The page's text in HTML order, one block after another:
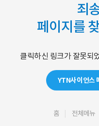
죄
페이지를
클릭하신 링크가 잘못되
YTN사이언스
홈 전체메뉴